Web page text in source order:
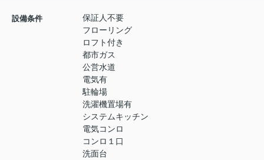
設備条件
保証人不要
フローリング
ロフト付き
都市ガス
公営水道
電気有
駐輪場
洗濯機置場有
システムキッチン
電気コンロ
コンロ１口
洗面台